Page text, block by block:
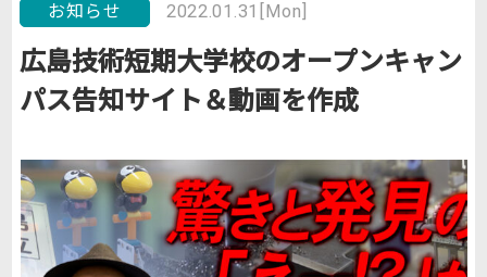
お知らせ 2022.01.31[Mon]
広島技術短期大学校のオープンキャン
パス告知サイト＆動画を作成